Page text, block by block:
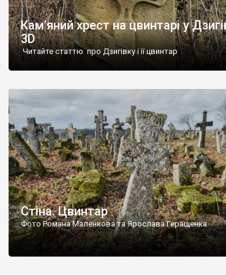
Кам’яний хрест на цвинтарі у
3D
Читайте статтю про Дзигівку і її цвинтар
Стіна. Цвинтар
Фото Романа Маленкова та Ярослава Геращенка